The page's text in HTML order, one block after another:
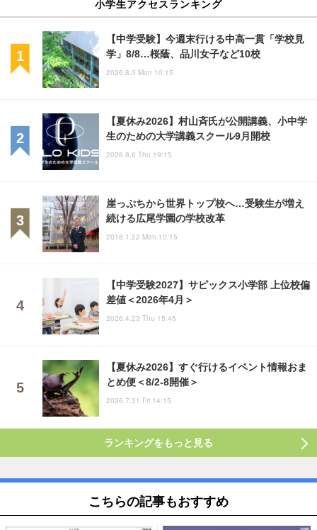
小学生アクセスランキング
【中学受験】今週末行ける中高一貫「学校見
学」8/8…桜蔭、品川女子など10校
2026.8.3 Mon 10:15
【夏休み2026】村山斉氏が公開講義、小中学
生のための大学講義スクール9月開校
2026.8.6 Thu 19:15
崖っぷちから世界トップ校へ…受験生が増え
続ける広尾学園の学校改革
2018.1.22 Mon 10:15
【中学受験2027】サピックス小学部 上位校偏
差値＜2026年4月＞
2026.4.23 Thu 15:45
【夏休み2026】すぐ行けるイベント情報おま
とめ便＜8/2-8開催＞
2026.7.31 Fri 14:15
ランキングをもっと見る
こちらの記事もおすすめ